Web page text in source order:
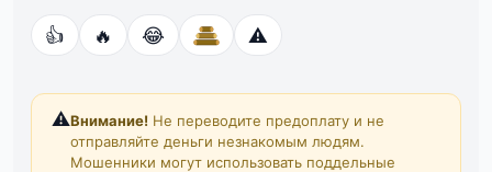
👍 🔥 😂 ⚠️
⚠️Внимание! Не переводите предоплату и не
отправляйте деньги незнакомым людям.
Мошенники могут использовать поддельные